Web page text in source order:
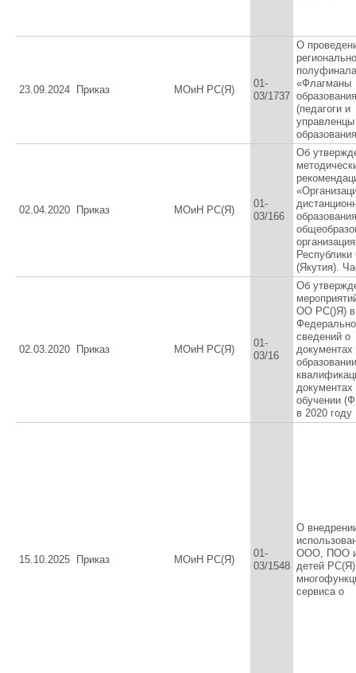
23.09.2024 Приказ МОиН РС(Я)
01-
03/1737
О
«Флагманы
(педагоги и
02.04.2020 Приказ МОиН РС(Я)
01-
03/166
Об
(Якутия).
02.03.2020 Приказ МОиН РС(Я)
01-
03/16
Об
ОО РС()Я) в
сведений о
документах
документах
обучении
в 2020 году
15.10.2025 Приказ МОиН РС(Я)
01-
03/1548
О
ООО, ПОО
детей РС(Я)
сервиса о